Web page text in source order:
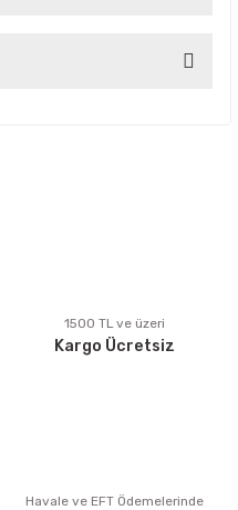
olmalı.
1500 TL ve üzeri
Kargo Ücretsiz
Havale ve EFT Ödemelerinde